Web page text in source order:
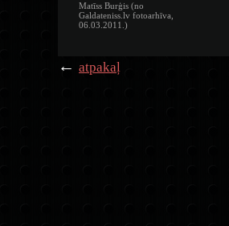
Matīss Burģis (no
Galdateniss.lv fotoarhīva,
06.03.2011.)
← atpakaļ